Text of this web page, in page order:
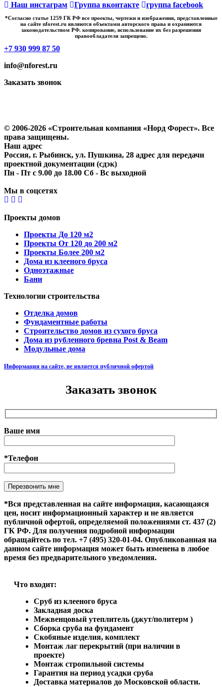
Наш инстаграм Группа вконтакте группа facebook
*Cогласно статье 1259 ГК РФ все проекты, чертежи и изображения, представленные
на сайте nforest.ru являются объектами авторского права и охраняются
законодательством РФ. копирование, использование их без разрешения
правообладателя запрещено.
+7 930 999 87 50
info@nforest.ru
Заказать звонок
© 2006-2026 «Строительная компания «Норд Форест». Все
права защищены.
Наш адрес
Россия, г. Рыбинск, ул. Пушкина, 28 адрес для передачи
проектной документации (сдэк)
Пн - Пт с 9.00 до 18.00 Сб - Вс выходной
Мы в соцсетях
Проекты домов
Проекты До 120 м2
Проекты От 120 до 200 м2
Проекты Более 200 м2
Дома из клееного бруса
Одноэтажные
Бани
Технологии строительства
Отделка домов
Фундаментные работы
Строительство домов из сухого бруса
Дома из рубленного бревна Post & Beam
Модульные дома
Информация на сайте, не является публичной офертой
Заказать звонок
Ваше имя
*Телефон
Оставьте это поле пустым.
*Вся представленная на сайте информация, касающаяся
цен, носит информационный характер и не является
публичной офертой, определяемой положениями ст. 437 (2)
ГК РФ. Для получения подробной информации
обращайтесь по тел. +7 (495) 320-01-04. Опубликованная на
данном сайте информация может быть изменена в любое
время без предварительного уведомления.
Что входит:
Сруб из клееного бруса
Закладная доска
Межвенцовый утеплитель (джут/политерм )
Сборка сруба на фундамент
Скобяные изделия, комплект
Монтаж лаг перекрытий (при наличии в
проекте)
Монтаж стропильной системы
Гарантия на период усадки сруба
Доставка материалов до Московской области.